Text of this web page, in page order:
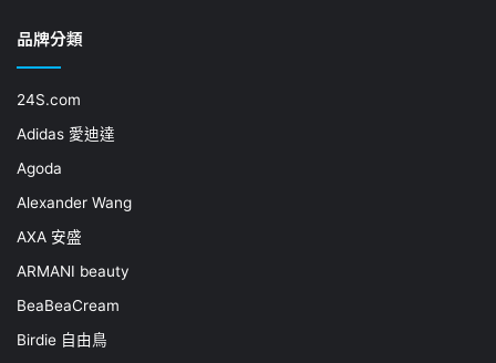
品牌分類
24S.com
Adidas 愛迪達
Agoda
Alexander Wang
AXA 安盛
ARMANI beauty
BeaBeaCream
Birdie 自由鳥